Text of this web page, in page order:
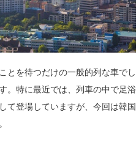
とを待つだけの一般的列な車でし
。特に最近では、列車の中で足浴
て登場していますが、今回は韓国